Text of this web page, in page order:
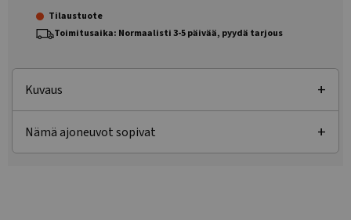
Tilaustuote
Toimitusaika: Normaalisti 3-5 päivää, pyydä tarjous
Kuvaus
Nämä ajoneuvot sopivat